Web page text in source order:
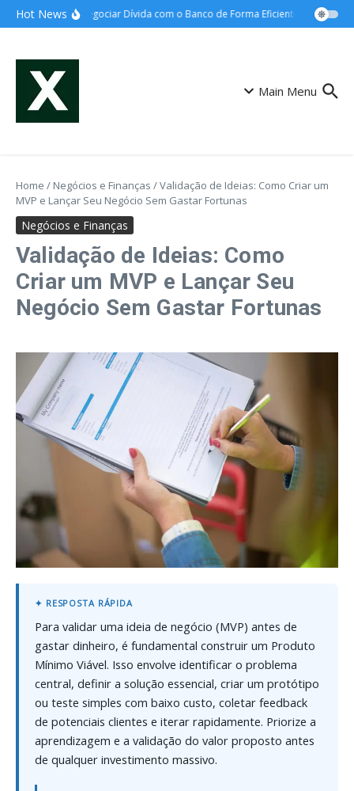
Ir para o conteúdo
Hot NewsComo Negociar Dívida com o Banco de Forma Eficiente: Guia
Main Menu
Home / Negócios e Finanças /Validação de Ideias: Como Criar um
MVP e Lançar Seu Negócio Sem Gastar Fortunas
Negócios e Finanças
Validação de Ideias: Como
Criar um MVP e Lançar Seu
Negócio Sem Gastar Fortunas
Para validar uma ideia de negócio (MVP) antes de
gastar dinheiro, é fundamental construir um Produto
Mínimo Viável. Isso envolve identificar o problema
central, definir a solução essencial, criar um protótipo
ou teste simples com baixo custo, coletar feedback
de potenciais clientes e iterar rapidamente. Priorize a
aprendizagem e a validação do valor proposto antes
de qualquer investimento massivo.